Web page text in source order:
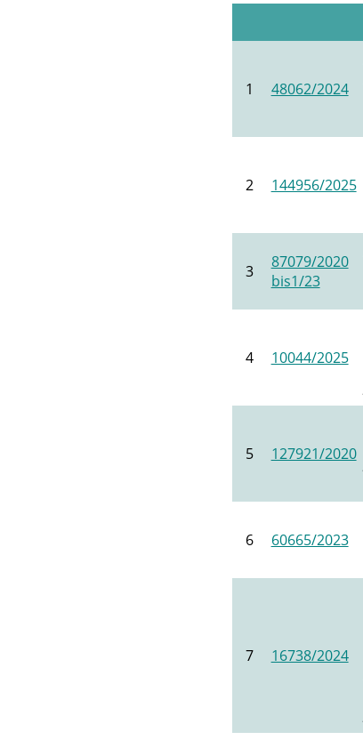
1 48062/2024
2 144956/2025
3
87079/2020
bis1/23
4 10044/2025
5 127921/2020
6 60665/2023
7 16738/2024